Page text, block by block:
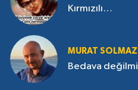
Kırmızılı…
MURAT SOLMAZ
Bedava